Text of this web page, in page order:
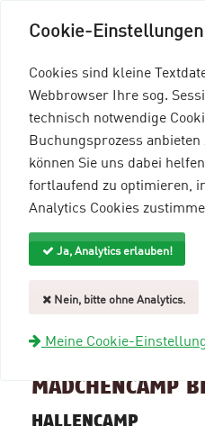
Cookie-Einstellungen
Cookies sind kleine
Webbrowser Ihre sog.
technisch notwendige
Buchungsprozess
können Sie uns dabei
fortlaufend zu optimieren,
Analytics Cookies
Ja, Analytics erlauben!
Nein, bitte ohne Analytics.
Meine Cookie-
Menü
Suche und Filter
zurück zur Übersicht
MÄDCHENCAMP
HALLENCAMP